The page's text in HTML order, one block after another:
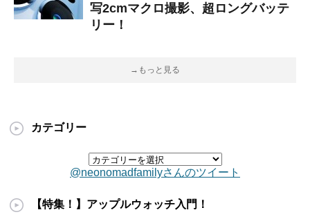
写2cmマクロ撮影、超ロングバッテ
リー！
→もっと見る
カテゴリー
@neonomadfamilyさんのツイート
【特集！】アップルウォッチ入門！